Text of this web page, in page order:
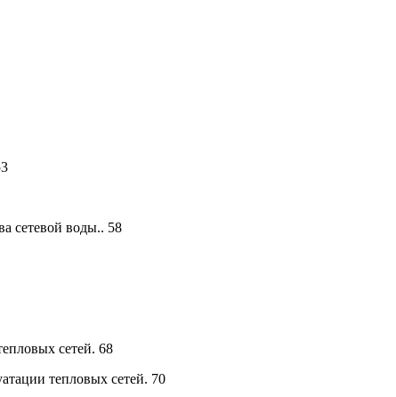
сетевой воды.. 58
сетей. 68
тепловых сетей. 70